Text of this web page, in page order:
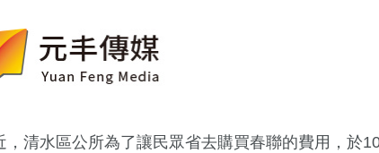
，清水區公所為了讓民眾省去購買春聯的費用，於